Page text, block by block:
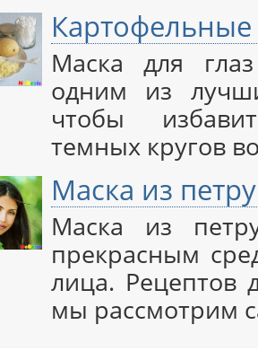
Картофельные
Маска для
одним из
чтобы
темных кругов
Маска из
Маска из
прекрасным
лица. Рецептов
мы рассмотрим